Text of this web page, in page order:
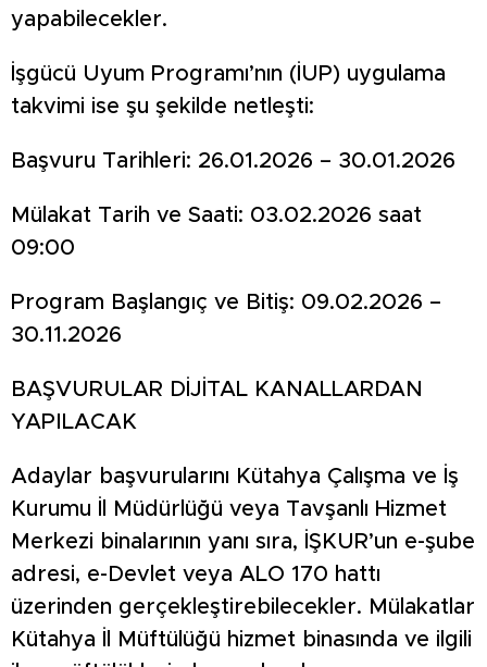
yapabilecekler.
İşgücü Uyum Programı’nın (İUP) uygulama
takvimi ise şu şekilde netleşti:
Başvuru Tarihleri: 26.01.2026 – 30.01.2026
Mülakat Tarih ve Saati: 03.02.2026 saat
09:00
Program Başlangıç ve Bitiş: 09.02.2026 –
30.11.2026
BAŞVURULAR DİJİTAL KANALLARDAN
YAPILACAK
Adaylar başvurularını Kütahya Çalışma ve İş
Kurumu İl Müdürlüğü veya Tavşanlı Hizmet
Merkezi binalarının yanı sıra, İŞKUR’un e-şube
adresi, e-Devlet veya ALO 170 hattı
üzerinden gerçekleştirebilecekler. Mülakatlar
Kütahya İl Müftülüğü hizmet binasında ve ilgili